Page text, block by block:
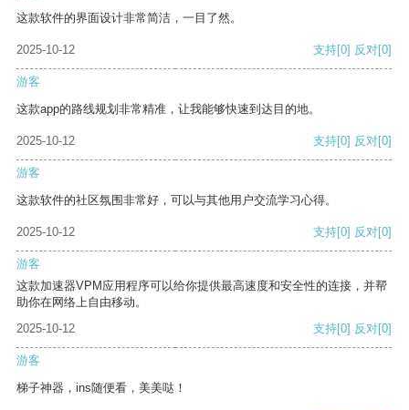
这款软件的界面设计非常简洁，一目了然。
2025-10-12 支持[0] 反对[0]
游客
这款app的路线规划非常精准，让我能够快速到达目的地。
2025-10-12 支持[0] 反对[0]
游客
这款软件的社区氛围非常好，可以与其他用户交流学习心得。
2025-10-12 支持[0] 反对[0]
游客
这款加速器VPM应用程序可以给你提供最高速度和安全性的连接，并帮
助你在网络上自由移动。
2025-10-12
支持[0] 反对[0]
游客
梯子神器，ins随便看，美美哒！